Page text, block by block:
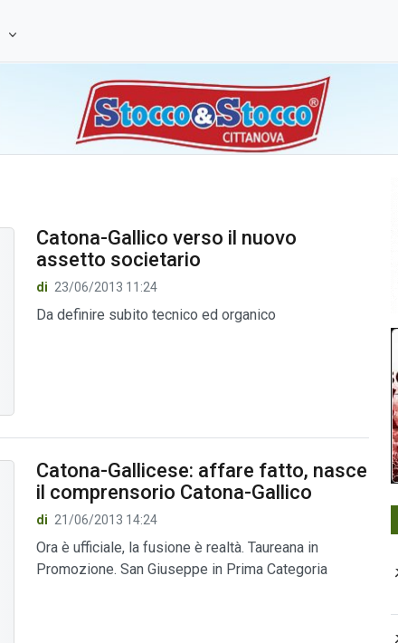
Catona-Gallico verso il nuovo
assetto societario
di 23/06/2013 11:24
Da definire subito tecnico ed organico
Catona-Gallicese: affare fatto, nasce
il comprensorio Catona-Gallico
di 21/06/2013 14:24
Ora è ufficiale, la fusione è realtà. Taureana in
Promozione. San Giuseppe in Prima Categoria